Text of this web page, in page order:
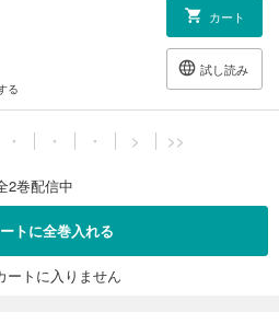
カート
試し読み
る
・ ・ ・ > >>
2巻配信中
トに全巻入れる
ートに入りません